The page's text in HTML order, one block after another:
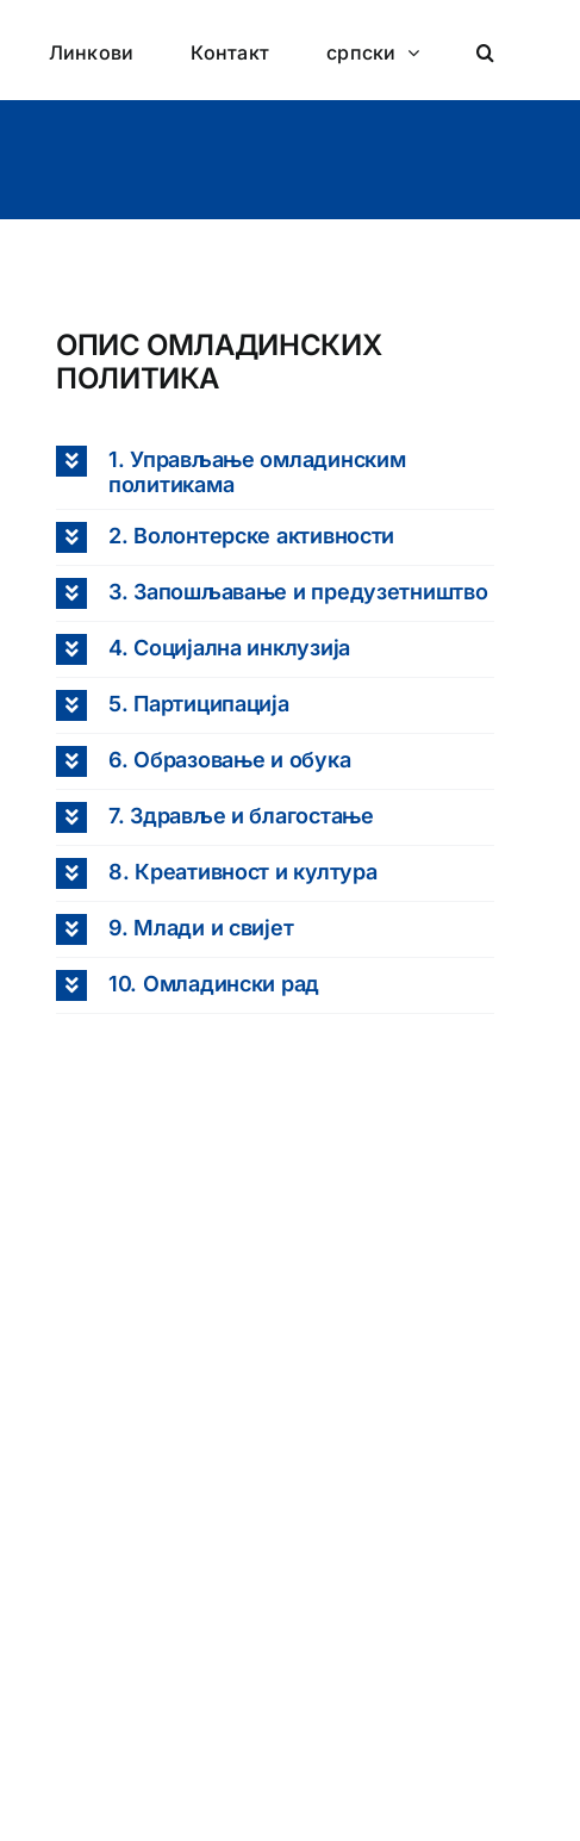
Линкови Контакт српски
ОПИС ОМЛАДИНСКИХ
ПОЛИТИКА
1. Управљање омладинским
политикама
2. Волонтерске активности
3. Запошљавање и предузетништво
4. Социјална инклузија
5. Партиципација
6. Образовање и обука
7. Здравље и благостање
8. Креативност и култура
9. Млади и свијет
10. Омладински рад